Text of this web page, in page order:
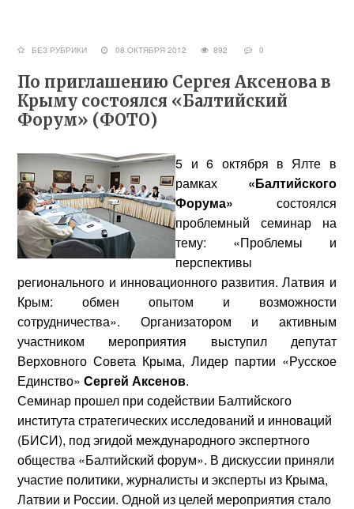
БЕЗ РУБРИКИ 08 ОКТЯБРЯ 2012 892 0
По приглашению Сергея Аксенова в
Крыму состоялся «Балтийский
Форум» (ФОТО)
5 и 6 октября в Ялте в
рамках «Балтийского
Форума» состоялся
проблемный семинар на
тему: «Проблемы и
перспективы
регионального и инновационного развития. Латвия и
Крым: обмен опытом и возможности
сотрудничества». Организатором и активным
участником мероприятия выступил депутат
Верховного Совета Крыма, Лидер партии «Русское
Единство»Сергей Аксенов.
Семинар прошел при содействии Балтийского
института стратегических исследований и инноваций
(БИСИ), под эгидой международного экспертного
общества «Балтийский форум». В дискуссии приняли
участие политики, журналисты и эксперты из Крыма,
Латвии и России. Одной из целей мероприятия стало